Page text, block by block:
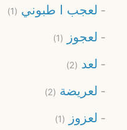
لعجب ا طبوني (1)
لعجوز (1)
لعد (2)
لعريضة (2)
لعزوز (1)